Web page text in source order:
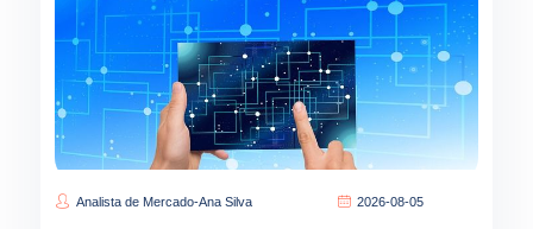
Analista de Mercado-Ana Silva 2026-08-05